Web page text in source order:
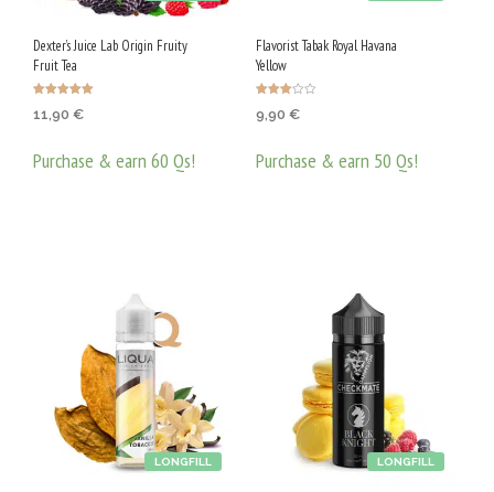
Dexter’s Juice Lab Origin Fruity
Fruit Tea
5.00
11,90 €
Purchase & earn 60 Qs!
Flavorist Tabak Royal Havana
Yellow
о с
9,90 €
Purchase & earn 50 Qs!
LONGFILL LONGFILL